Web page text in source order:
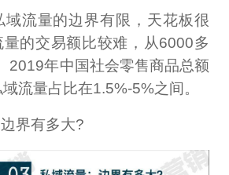
域流量的边界有限，天花板很
的交易额比较难，从6000多
2019年中国社会零售商品总额
流量占比在1.5%-5%之间。
界有多大?